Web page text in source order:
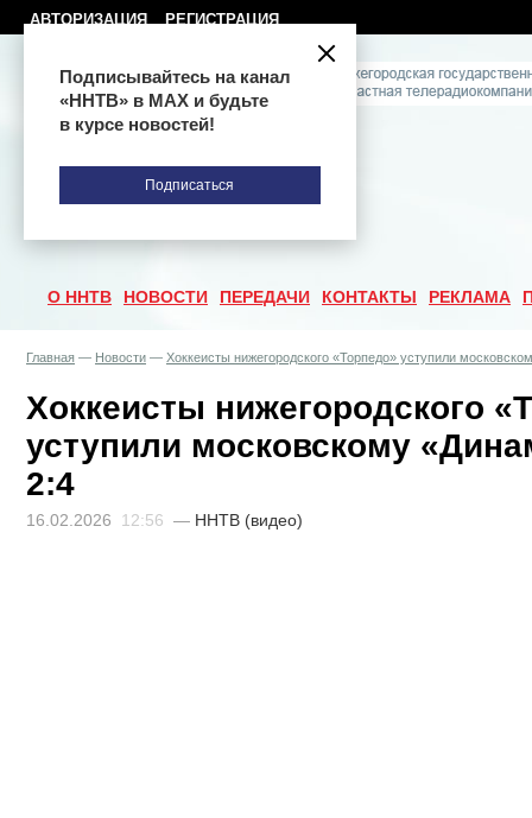
АВТОРИЗАЦИЯ РЕГИСТРАЦИЯ
О ННТВ НОВОСТИ ПЕРЕДАЧИ КОНТАКТЫ РЕКЛАМА
Главная — Новости — Хоккеисты нижегородского «Торпедо» уступили
Хоккеисты нижегородского
уступили московскому
2:4
16.02.2026 12:56 — ННТВ (видео)
Подписывайтесь на канал
«ННТВ» в МАХ и будьте
в курсе новостей!
Подписаться